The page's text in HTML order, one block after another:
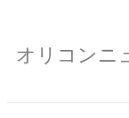
オリコンニ